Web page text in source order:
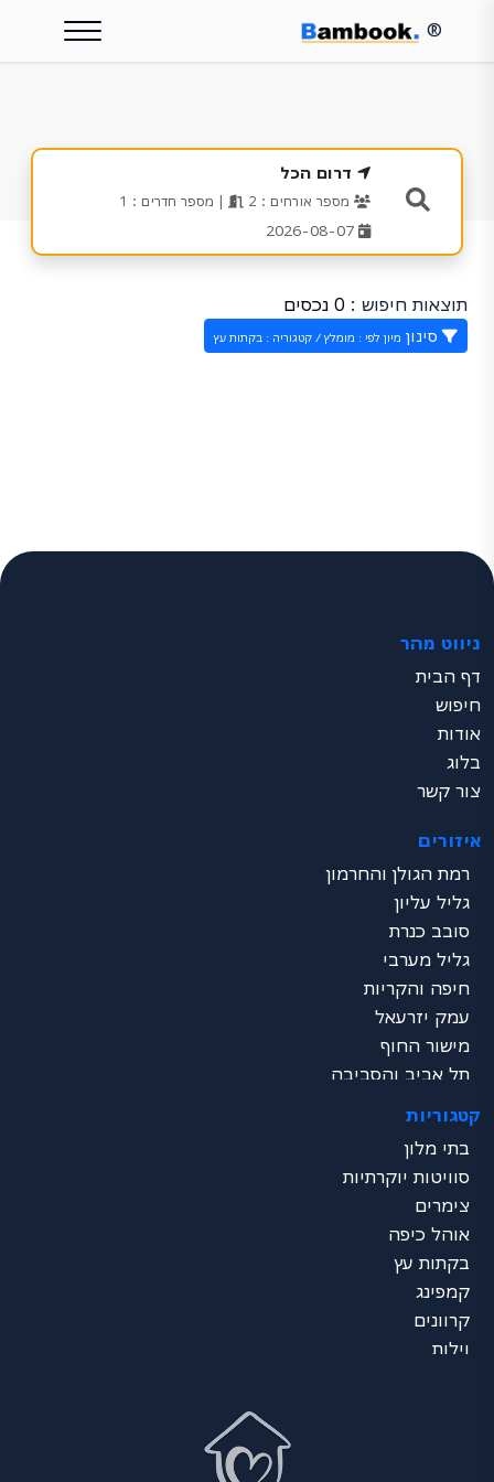
®
דרום הכל
מספר אורחים : 2 | מספר חדרים : 1
תוצאות חיפוש : 0 נכסים
סינון מיון לפי : מומלץ / קטגוריה : בקתות עץ
ניווט מהר
דף הבית
חיפוש
אודות
בלוג
צור קשר
איזורים
רמת הגולן והחרמון
גליל עליון
סובב כנרת
גליל מערבי
חיפה והקריות
עמק יזרעאל
מישור החוף
תל אביב והסביבה
דרום - ים המלח
נגב
ערבה
אילת
כל הצפון
מרכז הכל
דרום הכל
קטגוריות
בתי מלון
סוויטות יוקרתיות
צימרים
אוהל כיפה
בקתות עץ
קמפינג
קרוונים
וילות